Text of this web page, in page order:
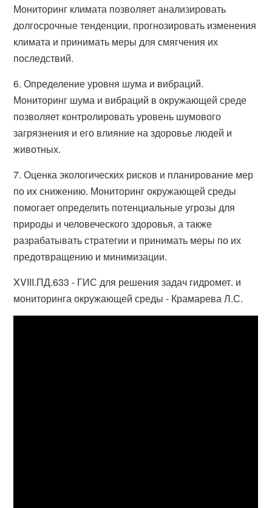
Мониторинг климата позволяет анализировать
долгосрочные тенденции, прогнозировать изменения
климата и принимать меры для смягчения их
последствий.
6. Определение уровня шума и вибраций.
Мониторинг шума и вибраций в окружающей среде
позволяет контролировать уровень шумового
загрязнения и его влияние на здоровье людей и
животных.
7. Оценка экологических рисков и планирование мер
по их снижению. Мониторинг окружающей среды
помогает определить потенциальные угрозы для
природы и человеческого здоровья, а также
разрабатывать стратегии и принимать меры по их
предотвращению и минимизации.
XVIII.ПД.633 - ГИС для решения задач гидромет. и
мониторинга окружающей среды - Крамарева Л.С.